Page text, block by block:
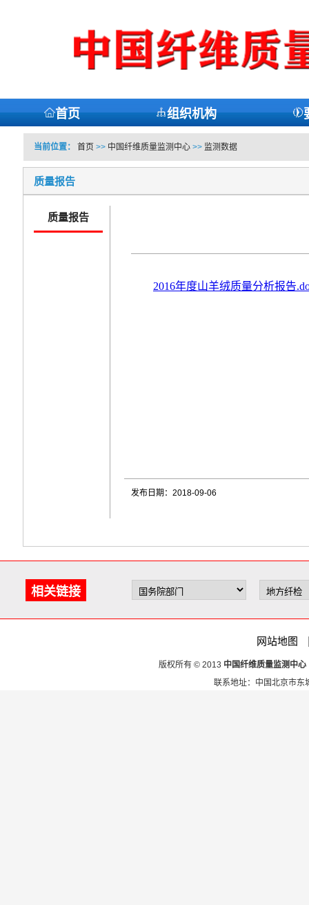
首页 组织机构
当前位置： 首页 >> 中国纤维质量监测中心>> 监测数据
质量报告
质量报告
2016年度山羊绒质量分析报告
发布日期：2018-09-06
相关链接
网站地图
版权所有 © 2013 中国纤维质量监测中心
联系地址：中国北京市东